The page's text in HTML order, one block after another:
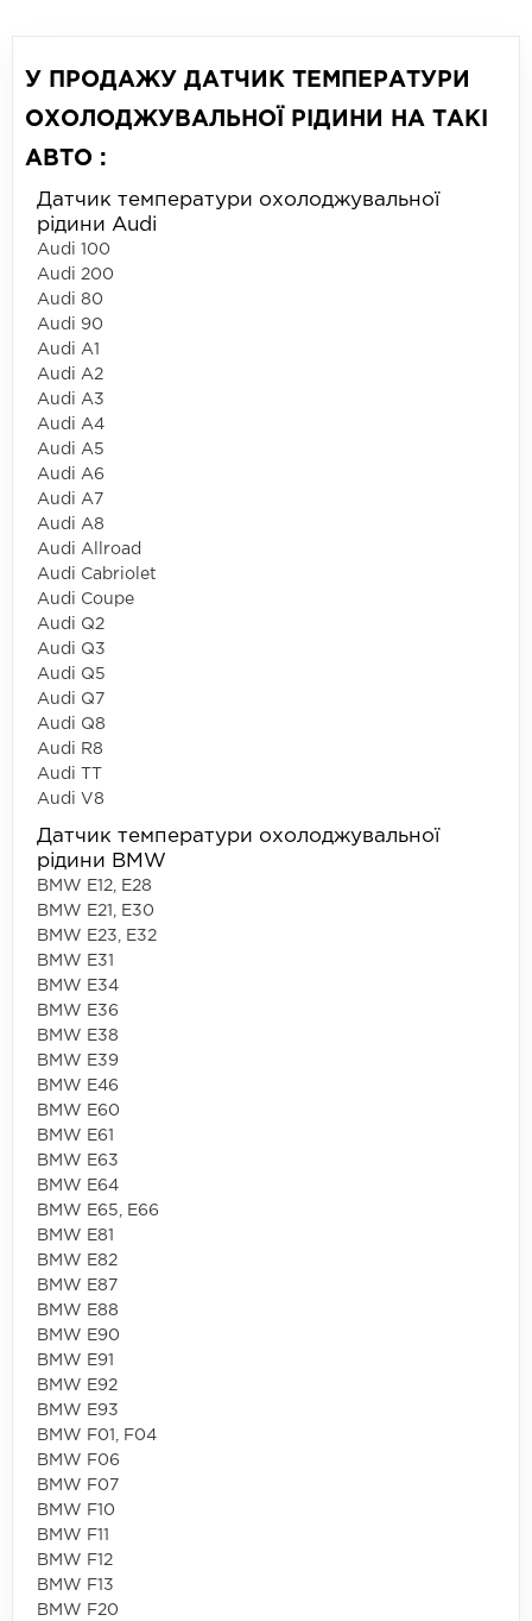
У ПРОДАЖУ ДАТЧИК ТЕМПЕРАТУРИ
ОХОЛОДЖУВАЛЬНОЇ РІДИНИ НА ТАКІ
АВТО :
Датчик температури охолоджувальної
рідини Audi
Audi 100
Audi 200
Audi 80
Audi 90
Audi A1
Audi A2
Audi A3
Audi A4
Audi A5
Audi A6
Audi A7
Audi A8
Audi Allroad
Audi Cabriolet
Audi Coupe
Audi Q2
Audi Q3
Audi Q5
Audi Q7
Audi Q8
Audi R8
Audi TT
Audi V8
Датчик температури охолоджувальної
рідини BMW
BMW E12, E28
BMW E21, E30
BMW E23, E32
BMW E31
BMW E34
BMW E36
BMW E38
BMW E39
BMW E46
BMW E60
BMW E61
BMW E63
BMW E64
BMW E65, E66
BMW E81
BMW E82
BMW E87
BMW E88
BMW E90
BMW E91
BMW E92
BMW E93
BMW F01, F04
BMW F06
BMW F07
BMW F10
BMW F11
BMW F12
BMW F13
BMW F20